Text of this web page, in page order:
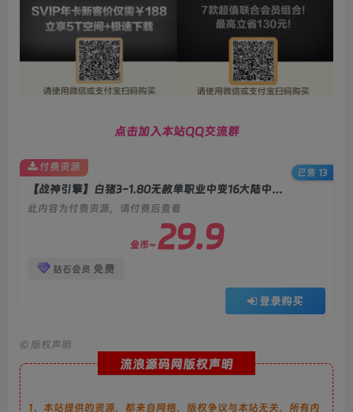
点击加入本站QQ交流群
【战神引擎】白猪3-1.80无赦单职业中变16大陆中变服务端+双端+教程
此内容为付费资源，请付费后查看
金币~ 29.9
钻石会员 免费
登录购买
付费资源
已售 13
© 版权声明
流浪源码网版权声明
1、本站提供的资源，都来自网络，版权争议与本站无关，所有内